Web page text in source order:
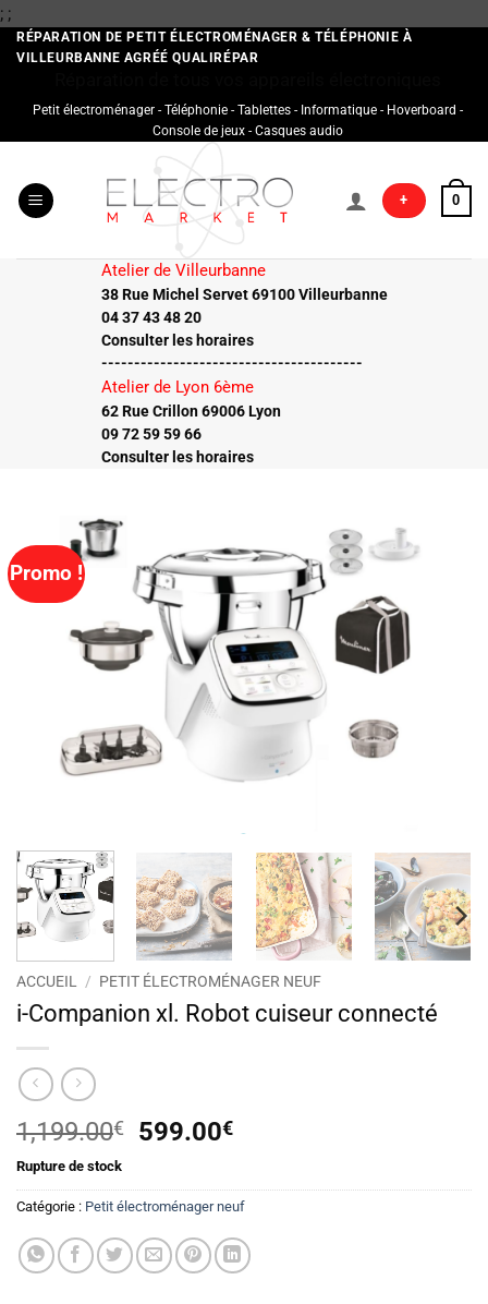
; ;Passer
au
contenu
RÉPARATION DE PETIT ÉLECTROMÉNAGER & TÉLÉPHONIE À
VILLEURBANNE AGRÉÉ QUALIRÉPAR
Petit électroménager - Téléphonie - Tablettes - Informatique - Hoverboard -
Console de jeux - Casques audio
+ 0
Atelier de Villeurbanne
38 Rue Michel Servet 69100 Villeurbanne
04 37 43 48 20
Consulter les horaires
----------------------------------------
Atelier de Lyon 6ème
62 Rue Crillon 69006 Lyon
09 72 59 59 66
Consulter les horaires
Promo !
ACCUEIL / PETIT ÉLECTROMÉNAGER NEUF
i-Companion xl. Robot cuiseur connecté
1,199.00€
Le
initial
était :
1,199.00€.
599.00€Le
actuel
est :
599.00€.
Rupture de stock
Catégorie : Petit électroménager neuf